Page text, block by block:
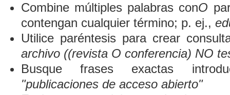
Combine múltiples palabras conO
contengan cualquier término; p. ej.,
Utilice paréntesis para crear
archivo ((revista O conferencia) NO
Busque frases exactas
"publicaciones de acceso abierto"